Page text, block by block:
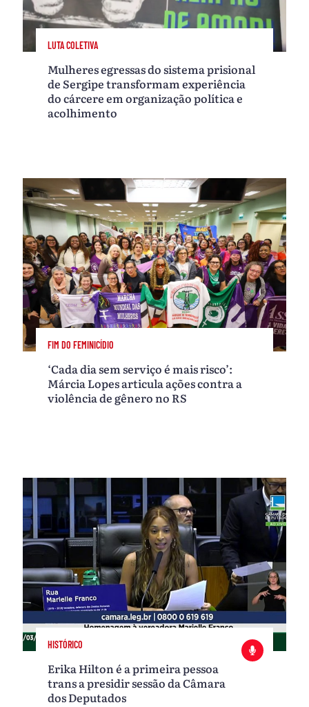
LUTA COLETIVA
Mulheres egressas do sistema prisional
de Sergipe transformam experiência
do cárcere em organização política e
acolhimento
FIM DO FEMINICÍDIO
‘Cada dia sem serviço é mais risco’:
Márcia Lopes articula ações contra a
violência de gênero no RS
HISTÓRICO
Erika Hilton é a primeira pessoa
trans a presidir sessão da Câmara
dos Deputados